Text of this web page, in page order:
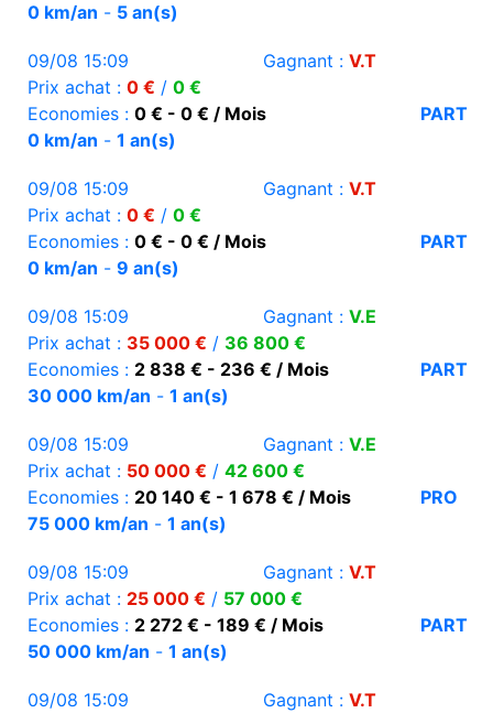
0 km/an - 5 an(s)
09/08 15:09 Gagnant : V.T
Prix achat : 0 € / 0 €
Economies : 0 € - 0 € / Mois
PART
0 km/an - 1 an(s)
09/08 15:09 Gagnant : V.T
Prix achat : 0 € / 0 €
Economies : 0 € - 0 € / Mois
PART
0 km/an - 9 an(s)
09/08 15:09 Gagnant : V.E
Prix achat : 35 000 € / 36 800 €
Economies : 2 838 € - 236 € / Mois
PART
30 000 km/an - 1 an(s)
09/08 15:09 Gagnant : V.E
Prix achat : 50 000 € / 42 600 €
Economies : 20 140 € - 1 678 € / Mois
PRO
75 000 km/an - 1 an(s)
09/08 15:09 Gagnant : V.T
Prix achat : 25 000 € / 57 000 €
Economies : 2 272 € - 189 € / Mois
PART
50 000 km/an - 1 an(s)
09/08 15:09 Gagnant : V.T